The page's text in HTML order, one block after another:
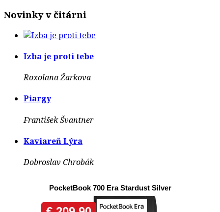
Novinky v čitárni
Izba je proti tebe
Roxolana Žarkova
Piargy
František Švantner
Kaviareň Lýra
Dobroslav Chrobák